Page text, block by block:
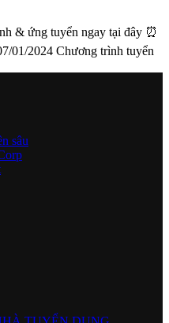
& ứng tuyển ngay tại đây ⏰
01/2024 Chương trình tuyển
sâu